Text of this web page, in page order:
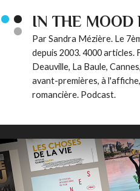
IN THE MOOD
Par Sandra Mézière. Le
depuis 2003. 4000 articles.
Deauville, La Baule,
avant-premières, à
romancière. Podcast.